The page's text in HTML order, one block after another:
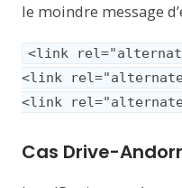
le moindre message
<link
<link
<link
Cas Drive-